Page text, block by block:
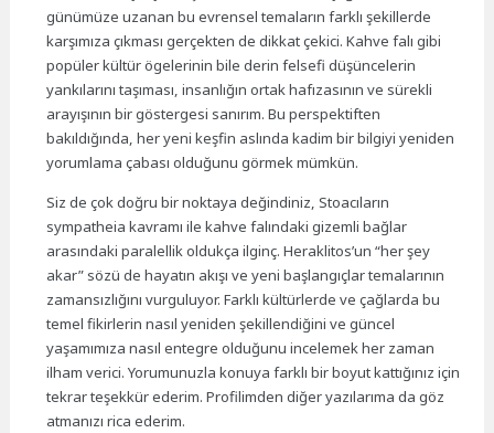
günümüze uzanan bu evrensel temaların farklı şekillerde
karşımıza çıkması gerçekten de dikkat çekici. Kahve falı gibi
popüler kültür ögelerinin bile derin felsefi düşüncelerin
yankılarını taşıması, insanlığın ortak hafızasının ve sürekli
arayışının bir göstergesi sanırım. Bu perspektiften
bakıldığında, her yeni keşfin aslında kadim bir bilgiyi yeniden
yorumlama çabası olduğunu görmek mümkün.
Siz de çok doğru bir noktaya değindiniz, Stoacıların
sympatheia kavramı ile kahve falındaki gizemli bağlar
arasındaki paralellik oldukça ilginç. Heraklitos’un “her şey
akar” sözü de hayatın akışı ve yeni başlangıçlar temalarının
zamansızlığını vurguluyor. Farklı kültürlerde ve çağlarda bu
temel fikirlerin nasıl yeniden şekillendiğini ve güncel
yaşamımıza nasıl entegre olduğunu incelemek her zaman
ilham verici. Yorumunuzla konuya farklı bir boyut kattığınız için
tekrar teşekkür ederim. Profilimden diğer yazılarıma da göz
atmanızı rica ederim.